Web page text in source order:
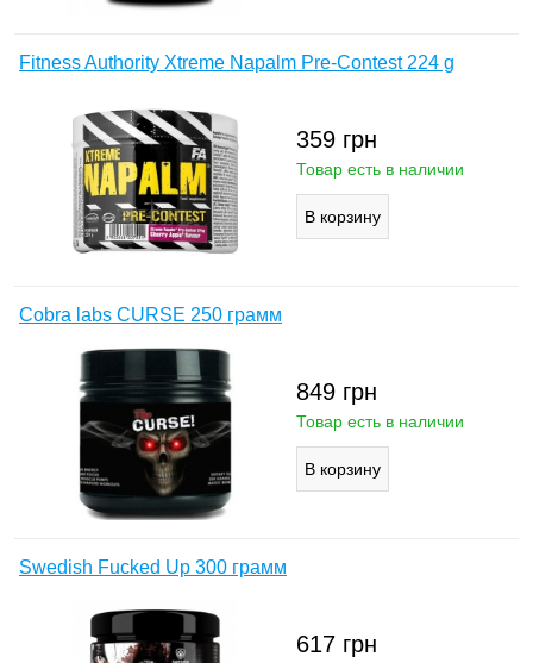
Fitness Authority Xtreme Napalm Pre-Contest 224 g
359 грн
Товар есть в наличии
Cobra labs CURSE 250 грамм
849 грн
Товар есть в наличии
Swedish Fucked Up 300 грамм
617 грн